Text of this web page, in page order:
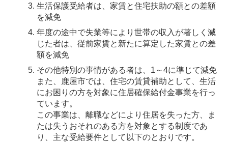
生活保護受給者は、家賃と住宅扶助の額との差額
を減免
年度の途中で失業等により世帯の収入が著しく減
じた者は、従前家賃と新たに算定した家賃との差
額を減免
その他特別の事情がある者は、1～4に準じて減免
また、鹿屋市では、住宅の賃貸補助として、生活
にお困りの方を対象に住居確保給付金事業を行っ
ています。
この事業は、離職などにより住居を失った方、ま
たは失うおそれのある方を対象とする制度であ
り、主な受給要件として以下のとおりです。